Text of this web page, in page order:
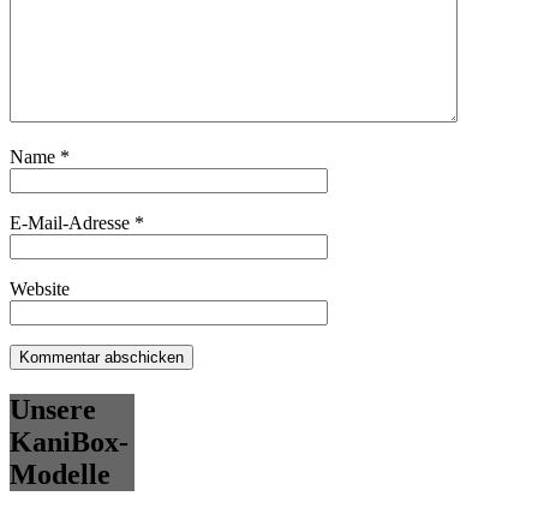
Name *
E-Mail-Adresse *
Website
Unsere
KaniBox-
Modelle